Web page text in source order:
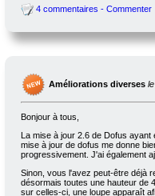
4 commentaires - Commenter
Améliorations diverses
Bonjour à tous,
La mise à jour 2.6 de Dofus
mise à jour de dofus me donne
progressivement. J'ai également
Sinon, vous l'avez peut-être déjà
désormais toutes une hauteur de
sur celles-ci, une loupe apparaît